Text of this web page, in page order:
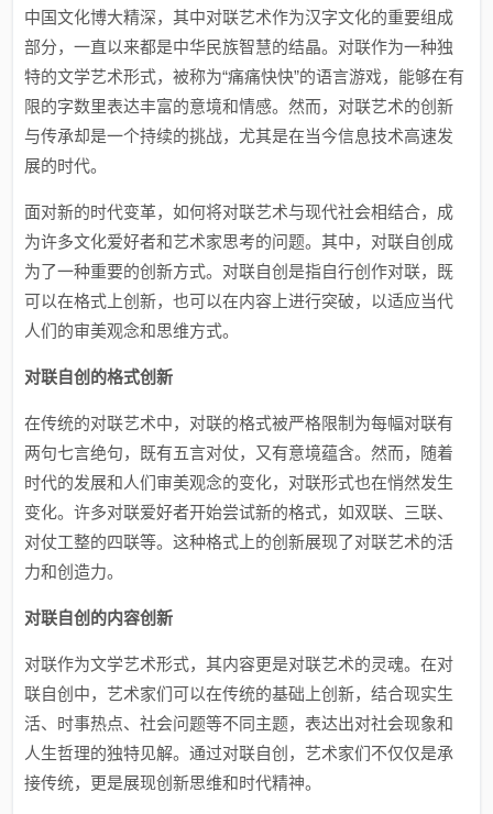
中国文化博大精深，其中对联艺术作为汉字文化的重要组成
部分，一直以来都是中华民族智慧的结晶。对联作为一种独
特的文学艺术形式，被称为“痛痛快快”的语言游戏，能够在有
限的字数里表达丰富的意境和情感。然而，对联艺术的创新
与传承却是一个持续的挑战，尤其是在当今信息技术高速发
展的时代。
面对新的时代变革，如何将对联艺术与现代社会相结合，成
为许多文化爱好者和艺术家思考的问题。其中，对联自创成
为了一种重要的创新方式。对联自创是指自行创作对联，既
可以在格式上创新，也可以在内容上进行突破，以适应当代
人们的审美观念和思维方式。
对联自创的格式创新
在传统的对联艺术中，对联的格式被严格限制为每幅对联有
两句七言绝句，既有五言对仗，又有意境蕴含。然而，随着
时代的发展和人们审美观念的变化，对联形式也在悄然发生
变化。许多对联爱好者开始尝试新的格式，如双联、三联、
对仗工整的四联等。这种格式上的创新展现了对联艺术的活
力和创造力。
对联自创的内容创新
对联作为文学艺术形式，其内容更是对联艺术的灵魂。在对
联自创中，艺术家们可以在传统的基础上创新，结合现实生
活、时事热点、社会问题等不同主题，表达出对社会现象和
人生哲理的独特见解。通过对联自创，艺术家们不仅仅是承
接传统，更是展现创新思维和时代精神。